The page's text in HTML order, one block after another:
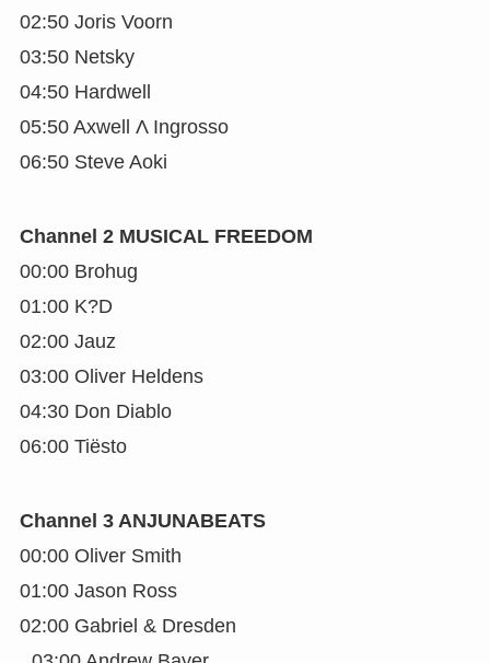
02:50 Joris Voorn
03:50 Netsky
04:50 Hardwell
05:50 Axwell Λ Ingrosso
06:50 Steve Aoki
Channel 2 MUSICAL FREEDOM
00:00 Brohug
01:00 K?D
02:00 Jauz
03:00 Oliver Heldens
04:30 Don Diablo
06:00 Tiësto
Channel 3 ANJUNABEATS
00:00 Oliver Smith
01:00 Jason Ross
02:00 Gabriel & Dresden